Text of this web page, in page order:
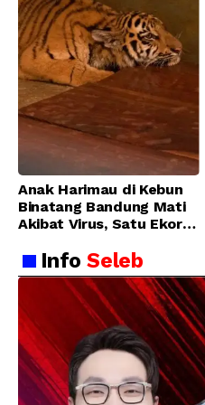
Anak Harimau di Kebun
Binatang Bandung Mati
Akibat Virus, Satu Ekor
Membaik
InfoSeleb